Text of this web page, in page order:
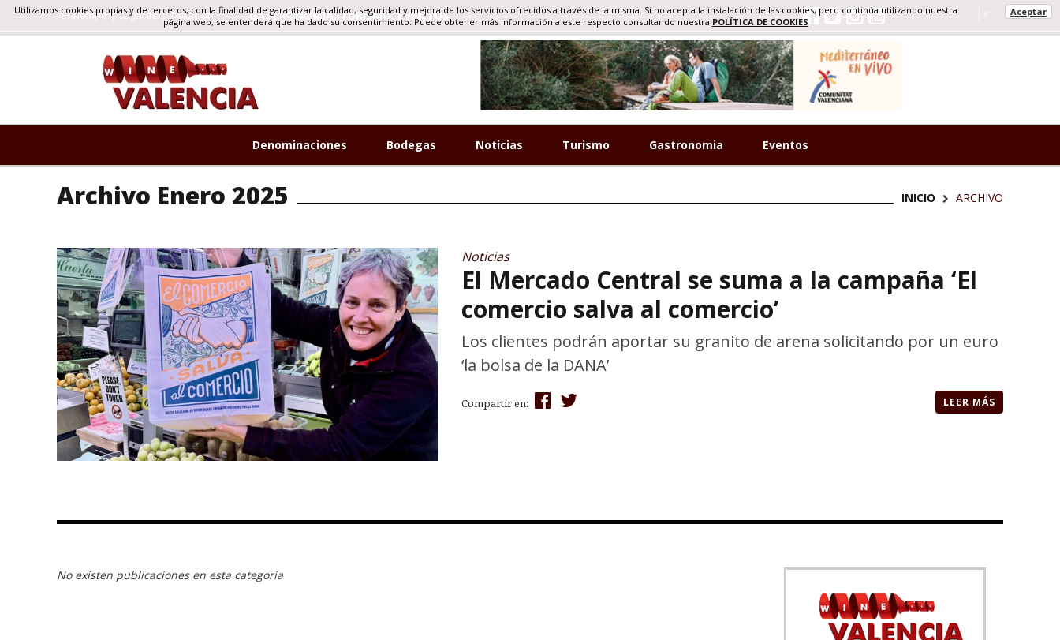
El Tiempo Lugares Situacion GASTRONOMIA, TURISMO, EVENTOS Select Language
Denominaciones Bodegas Noticias Turismo Gastronomia Eventos
Archivo Enero 2025 INICIO ARCHIVO
Noticias
El Mercado Central se suma a la campaña ‘El
comercio salva al comercio’
Los clientes podrán aportar su granito de arena solicitando por un euro
‘la bolsa de la DANA’
Compartir en: LEER MÁS
No existen publicaciones en esta categoria
Utilizamos cookies propias y de terceros, con la finalidad de garantizar la calidad, seguridad y mejora de los servicios ofrecidos a través de la misma. Si no acepta la instalación de las cookies, pero continúa utilizando nuestra
página web, se entenderá que ha dado su consentimiento. Puede obtener más información a este respecto consultando nuestra POLÍTICA DE COOKIES
Aceptar